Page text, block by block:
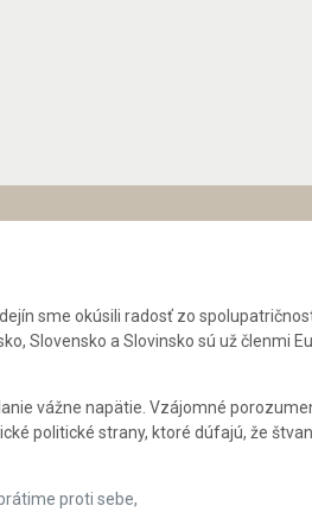
sme okúsili radosť zo
Slovensko a Slovinsko sú už členmi
vážne napätie. Vzájomné
politické strany, ktoré dúfajú, že
proti sebe,